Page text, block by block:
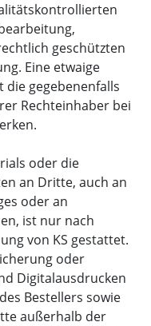
geschützten
Eine etwaige
die gegebenenfalls
Rechteinhaber bei
oder die
an Dritte, auch an
oder an
ist nur nach
von KS gestattet.
oder
Digitalausdrucken
Bestellers sowie
außerhalb der